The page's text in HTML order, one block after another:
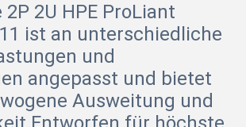
2U HPE ProLiant
ist an unterschiedliche
und
angepasst und bietet
Ausweitung und